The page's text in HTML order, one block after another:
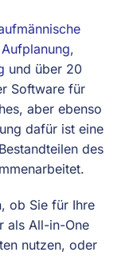
,
und über 20
Software für
aber ebenso
dafür ist eine
des
ob Sie für Ihre
als All-in-One
nutzen, oder